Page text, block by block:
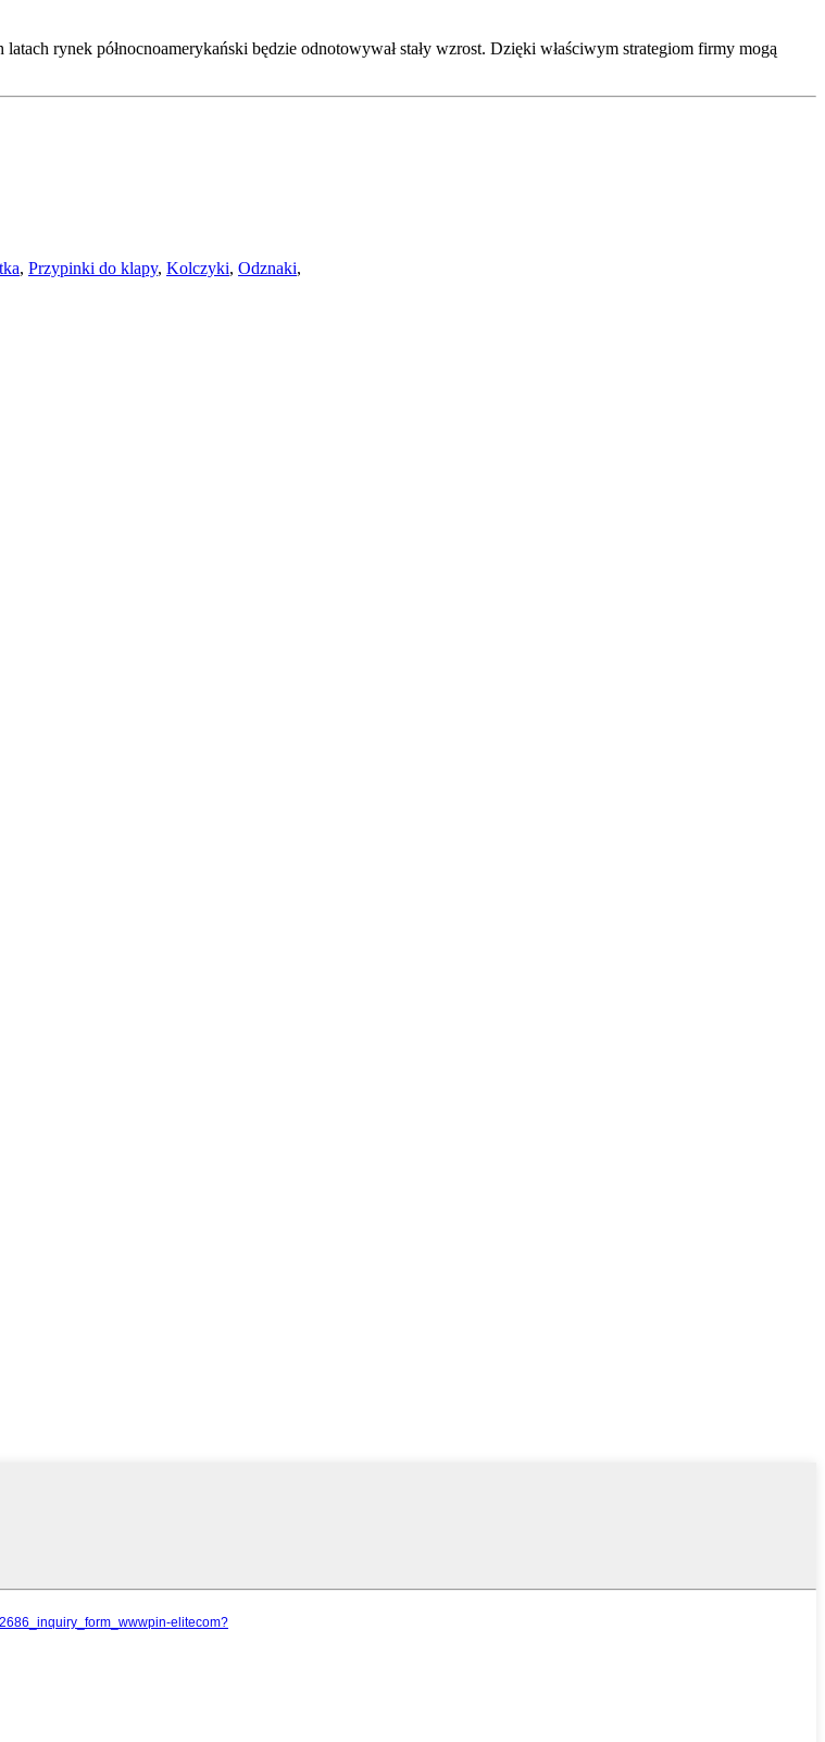
rynek północnoamerykański będzie odnotowywał stały wzrost. Dzięki właściwym strategiom firmy mogą
, Przypinki do klapy, Kolczyki, Odznaki,